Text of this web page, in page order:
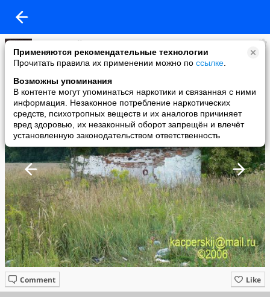
Применяются рекомендательные технологии
Прочитать правила их применении можно по ссылке
Возможны упоминания
В контенте могут упоминаться наркотики и связанная с ними
информация. Незаконное потребление наркотических
средств, психотропных веществ и их аналогов причиняет
вред здоровью, их незаконный оборот запрещён и влечёт
установленную законодательством ответственность
Кацперский Радослав
added a photo
06 Sep в 19:34
Like
Comment